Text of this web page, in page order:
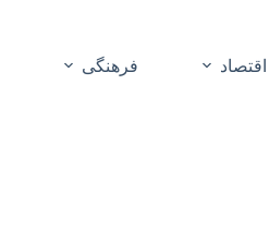
اقتصاد فرهنگی